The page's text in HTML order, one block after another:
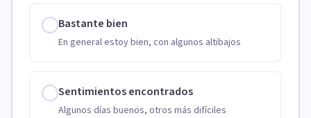
Bastante bien
En general estoy bien, con algunos altibajos
Sentimientos encontrados
Algunos días buenos, otros más difíciles